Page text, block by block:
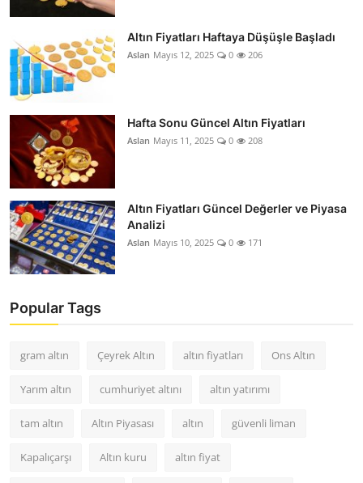
Altın Fiyatları Haftaya Düşüşle Başladı
Aslan Mayıs 12, 2025 0 206
Hafta Sonu Güncel Altın Fiyatları
Aslan Mayıs 11, 2025 0 208
Altın Fiyatları Güncel Değerler ve Piyasa
Analizi
Aslan Mayıs 10, 2025 0 171
Popular Tags
gram altın Çeyrek Altın altın fiyatları Ons Altın
Yarım altın cumhuriyet altını altın yatırımı
tam altın Altın Piyasası altın güvenli liman
Kapalıçarşı Altın kuru altın fiyat